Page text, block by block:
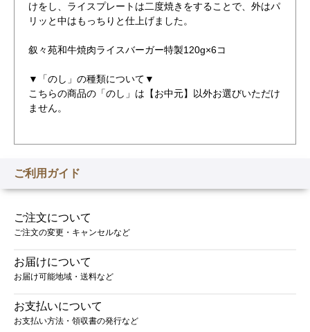
けをし、ライスプレートは二度焼きをすることで、外はパ
リッと中はもっちりと仕上げました。
叙々苑和牛焼肉ライスバーガー特製120g×6コ
▼「のし」の種類について▼
こちらの商品の「のし」は【お中元】以外お選びいただけ
ません。
ご利用ガイド
ご注文について
ご注文の変更・キャンセルなど
お届けについて
お届け可能地域・送料など
お支払いについて
お支払い方法・領収書の発行など